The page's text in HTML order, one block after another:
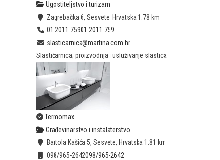
Ugostiteljstvo i turizam
Zagrebačka 6, Sesvete, Hrvatska 1.78 km
01 2011 75901 2011 759
slasticarnica@martina.com.hr
Slastičarnica; proizvodnja i usluživanje slastica
Termomax
Građevinarstvo i instalaterstvo
Bartola Kašića 5, Sesvete, Hrvatska 1.81 km
098/965-2642098/965-2642